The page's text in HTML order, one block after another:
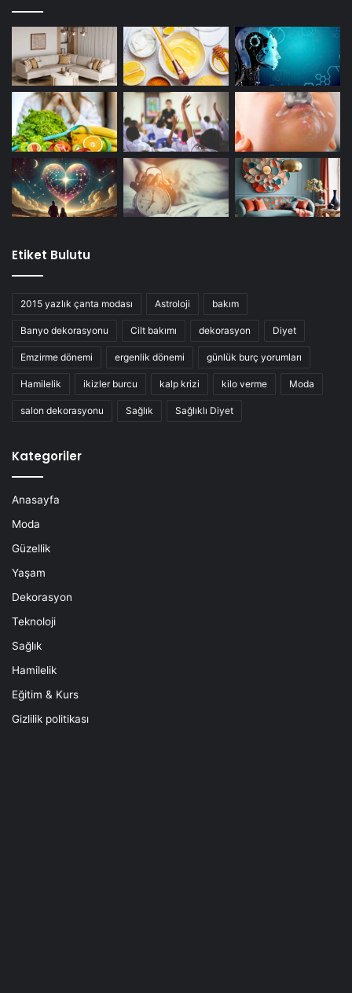
Etiket Bulutu
2015 yazlık çanta modası Astroloji bakım
Banyo dekorasyonu Cilt bakımı dekorasyon Diyet
Emzirme dönemi ergenlik dönemi günlük burç yorumları
Hamilelik ikizler burcu kalp krizi kilo verme Moda
salon dekorasyonu Sağlık Sağlıklı Diyet
Kategoriler
Anasayfa
Moda
Güzellik
Yaşam
Dekorasyon
Teknoloji
Sağlık
Hamilelik
Eğitim & Kurs
Gizlilik politikası